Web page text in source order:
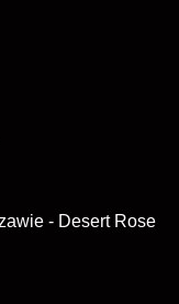
- Desert Rose